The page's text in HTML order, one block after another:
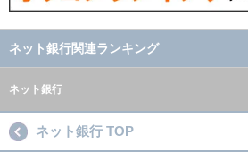
ネット銀行関連ランキング
ネット銀行
ネット銀行 TOP